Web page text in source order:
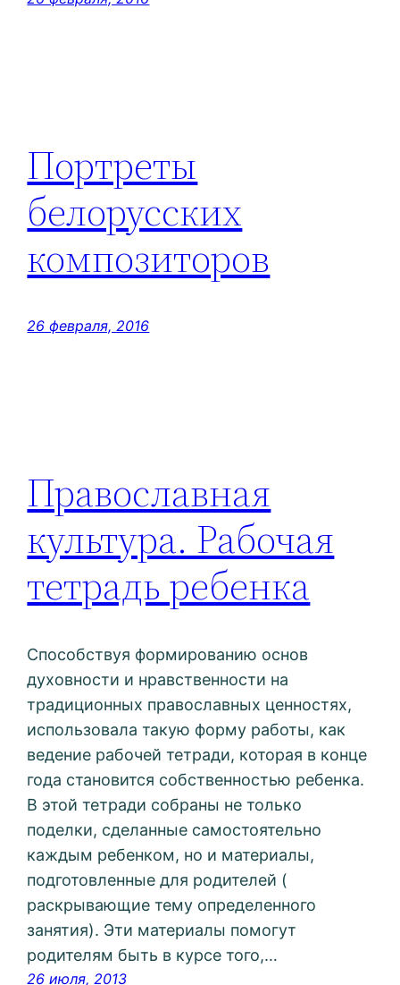
Портреты
белорусских
композиторов
26 февраля, 2016
Православная
культура. Рабочая
тетрадь ребенка
Способствуя формированию основ
духовности и нравственности на
традиционных православных ценностях,
использовала такую форму работы, как
ведение рабочей тетради, которая в конце
года становится собственностью ребенка.
В этой тетради собраны не только
поделки, сделанные самостоятельно
каждым ребенком, но и материалы,
подготовленные для родителей (
раскрывающие тему определенного
занятия). Эти материалы помогут
родителям быть в курсе того,…
26 июля, 2013